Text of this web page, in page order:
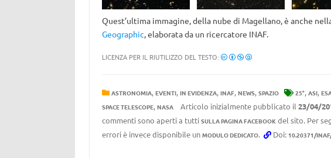
Quest’ultima immagine, della nube di Magellano, è anche
Geographic, elaborata da un ricercatore INAF.
LICENZA PER IL RIUTILIZZO DEL TESTO:
ASTRONOMIA, EVENTI, IN EVIDENZA, INAF, NEWS, SPAZIO 25°, ASI,
SPACE TELESCOPE, NASA Articolo inizialmente pubblicato il 23/04/
commenti sono aperti a tutti SULLA PAGINA FACEBOOKdel sito. Per
errori è invece disponibile un MODULO DEDICATO. Doi: 10.20371/